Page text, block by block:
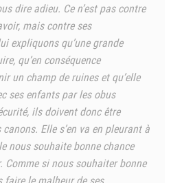
dire adieu. Ce n’est pas contre
mais contre ses
expliquons qu’une grande
qu’en conséquence
un champ de ruines et qu’elle
ses enfants par les obus
ils doivent donc être
Elle s’en va en pleurant à
nous souhaite bonne chance
Comme si nous souhaiter bonne